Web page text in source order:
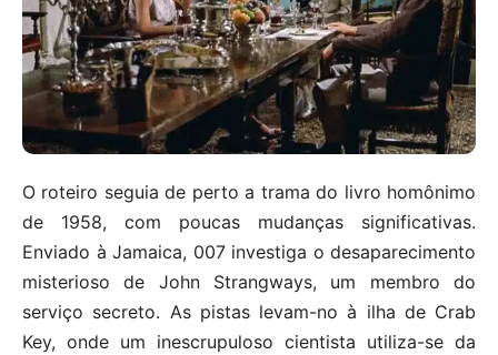
O roteiro seguia de perto a trama do livro homônimo
de 1958, com poucas mudanças significativas.
Enviado à Jamaica, 007 investiga o desaparecimento
misterioso de John Strangways, um membro do
serviço secreto. As pistas levam-no à ilha de Crab
Key, onde um inescrupuloso cientista utiliza-se da